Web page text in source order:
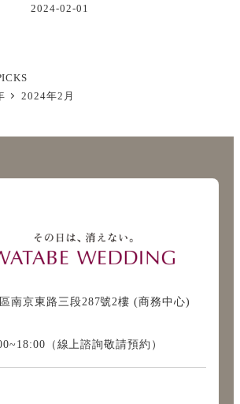
2024-02-01
2024年2月
南京東路三段287號2樓 (商務中心)
（線上諮詢敬請預約）